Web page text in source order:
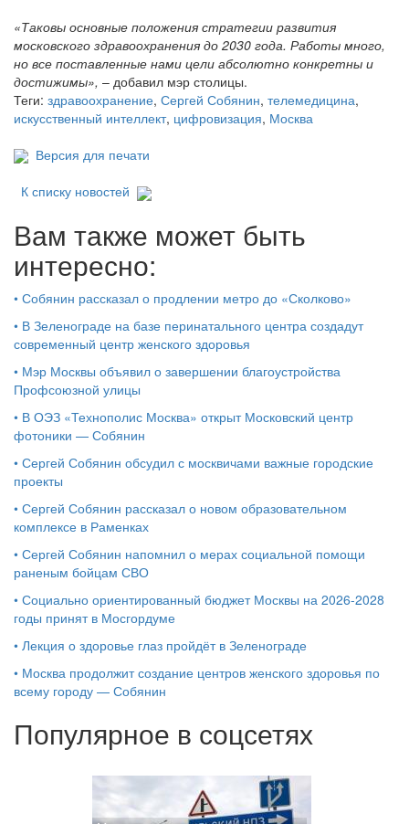
«Таковы основные положения стратегии развития
московского здравоохранения до 2030 года. Работы много,
но все поставленные нами цели абсолютно конкретны и
достижимы», – добавил мэр столицы.
Теги: здравоохранение, Сергей Собянин, телемедицина,
искусственный интеллект, цифровизация, Москва
Версия для печати
К списку новостей
Вам также может быть
интересно:
• Собянин рассказал о продлении метро до «Сколково»
• В Зеленограде на базе перинатального центра создадут
современный центр женского здоровья
• Мэр Москвы объявил о завершении благоустройства
Профсоюзной улицы
• В ОЭЗ «Технополис Москва» открыт Московский центр
фотоники — Собянин
• Сергей Собянин обсудил с москвичами важные городские
проекты
• Сергей Собянин рассказал о новом образовательном
комплексе в Раменках
• Сергей Собянин напомнил о мерах социальной помощи
раненым бойцам СВО
• Социально ориентированный бюджет Москвы на 2026-2028
годы принят в Мосгордуме
• Лекция о здоровье глаз пройдёт в Зеленограде
• Москва продолжит создание центров женского здоровья по
всему городу — Собянин
Популярное в соцсетях